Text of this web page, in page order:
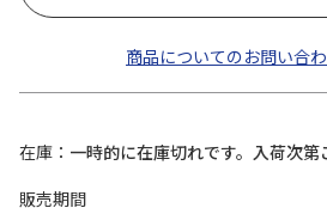
商品についてのお問い合
在庫
一時的に在庫切れです。入荷次第
販売期間